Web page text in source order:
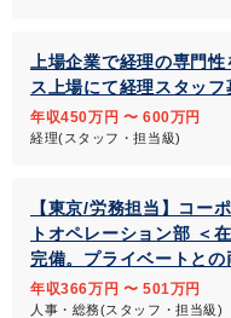
上場企業で経理の専門
ス上場にて経理スタッフ
年収450万円 〜 600万円
経理(スタッフ・担当級)
【東京/労務担当】コ
トオペレーション部 ＜
完備。プライベートと
年収366万円 〜 501万円
人事・総務(スタッフ・担当級)